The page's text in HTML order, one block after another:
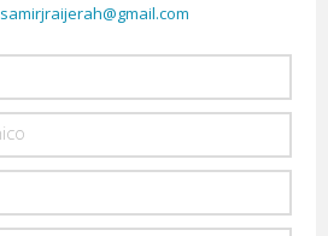
samirjraijerah@gmail.com